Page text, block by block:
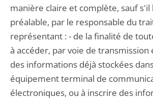
manière claire et complète, sauf s'il
préalable, par le responsable du
représentant : - de la finalité de
à accéder, par voie de transmission
des informations déjà stockées
équipement terminal de
électroniques, ou à inscrire des